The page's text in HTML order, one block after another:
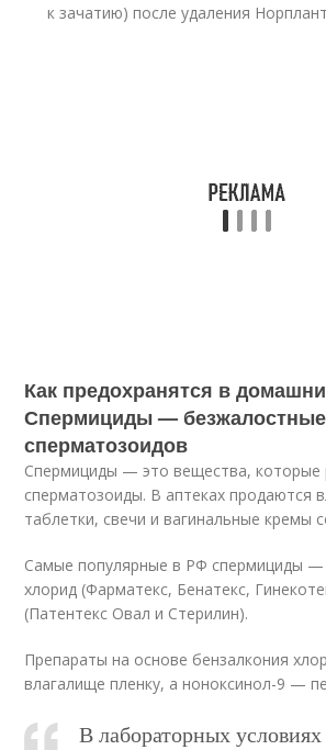
к зачатию) после удаления
Как предохранятся в
Спермициды —
сперматозоидов
Спермициды — это вещества, которые
сперматозоиды. В аптеках продаются
таблетки, свечи и вагинальные кремы
Самые популярные в РФ спермициды —
хлорид (Фарматекс, Бенатекс,
(Патентекс Овал и Стерилин).
Препараты на основе бензалкония
влагалище пленку, а ноноксинол-9 —
В лабораторных